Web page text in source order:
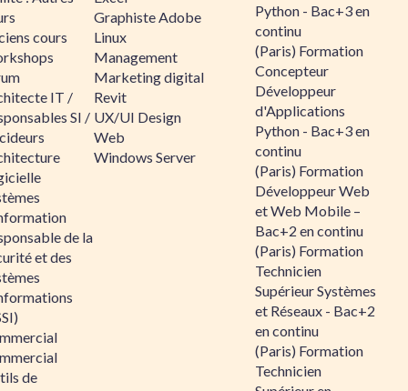
cours
IT /
SI /
de la
et des
de
Graphiste Adobe
Linux
Management
Marketing digital
Revit
UX/UI Design
Web
Windows Server
Python - Bac+3 en
continu
(Paris) Formation
Concepteur
Développeur
d'Applications
Python - Bac+3 en
continu
(Paris) Formation
Développeur Web
et Web Mobile –
Bac+2 en continu
(Paris) Formation
Technicien
Supérieur Systèmes
et Réseaux - Bac+2
en continu
(Paris) Formation
Technicien